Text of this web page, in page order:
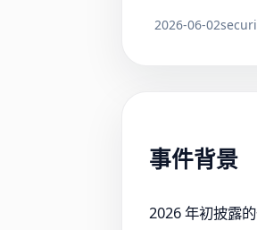
2026-06-02
事件背景
2026 年初披露